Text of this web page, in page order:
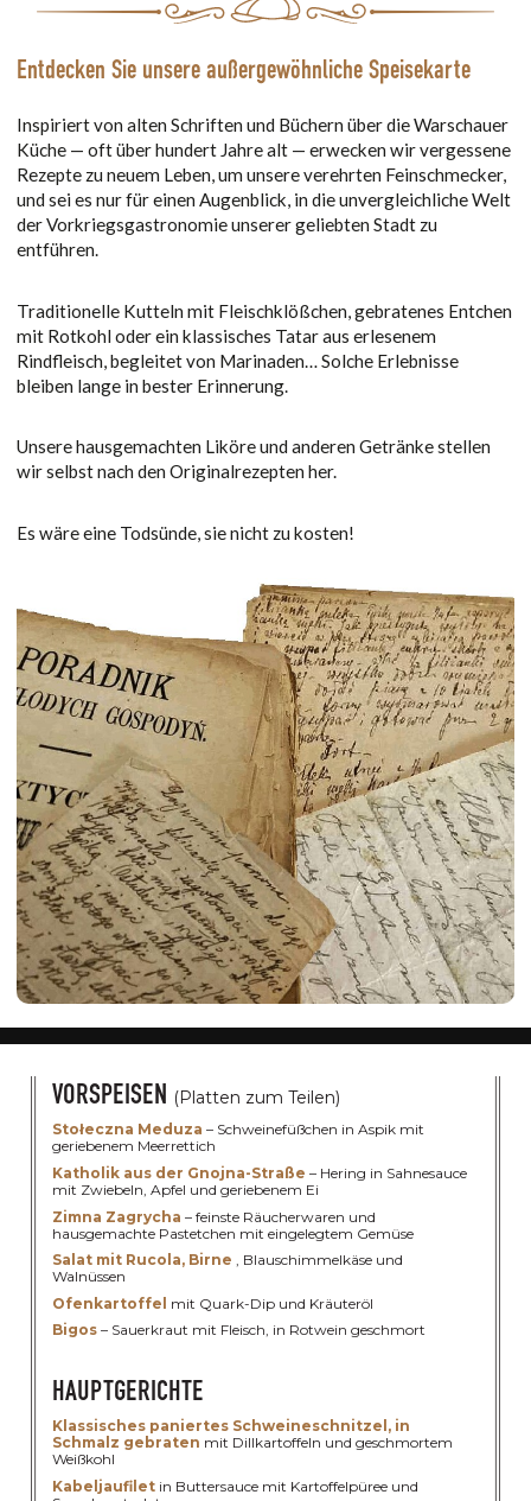
Entdecken Sie unsere außergewöhnliche Speisekarte
Inspiriert von alten Schriften und Büchern über die Warschauer
Küche — oft über hundert Jahre alt — erwecken wir vergessene
Rezepte zu neuem Leben, um unsere verehrten Feinschmecker,
und sei es nur für einen Augenblick, in die unvergleichliche Welt
der Vorkriegsgastronomie unserer geliebten Stadt zu
entführen.
Traditionelle Kutteln mit Fleischklößchen, gebratenes Entchen
mit Rotkohl oder ein klassisches Tatar aus erlesenem
Rindfleisch, begleitet von Marinaden… Solche Erlebnisse
bleiben lange in bester Erinnerung.
Unsere hausgemachten Liköre und anderen Getränke stellen
wir selbst nach den Originalrezepten her.
Es wäre eine Todsünde, sie nicht zu kosten!
FÜR DIE
VORSPEISEN (Platten zum Teilen)
Stołeczna Meduza – Schweinefüßchen in Aspik mit
geriebenem Meerrettich
Katholik aus der Gnojna-Straße – Hering in Sahnesauce
mit Zwiebeln, Apfel und geriebenem Ei
Zimna Zagrycha – feinste Räucherwaren und
hausgemachte Pastetchen mit eingelegtem Gemüse
Salat mit Rucola, Birne , Blauschimmelkäse und
Walnüssen
Ofenkartoffel mit Quark-Dip und Kräuteröl
Bigos – Sauerkraut mit Fleisch, in Rotwein geschmort
HAUPTGERICHTE
Klassisches paniertes Schweineschnitzel, in
Schmalz gebraten mit Dillkartoffeln und geschmortem
Weißkohl
Kabeljaufilet in Buttersauce mit Kartoffelpüree und